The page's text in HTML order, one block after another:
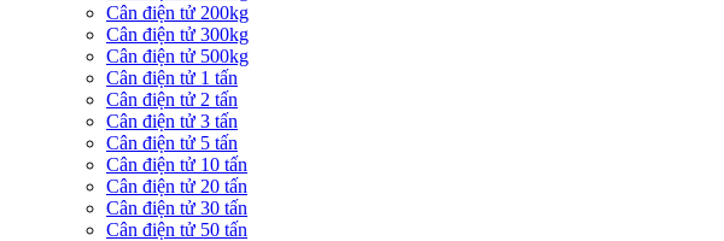
Cân điện tử 200kg
Cân điện tử 300kg
Cân điện tử 500kg
Cân điện tử 1 tấn
Cân điện tử 2 tấn
Cân điện tử 3 tấn
Cân điện tử 5 tấn
Cân điện tử 10 tấn
Cân điện tử 20 tấn
Cân điện tử 30 tấn
Cân điện tử 50 tấn